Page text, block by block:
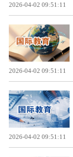
2026-04-02 09:51:11
2026-04-02 09:51:11
2026-04-02 09:51:11